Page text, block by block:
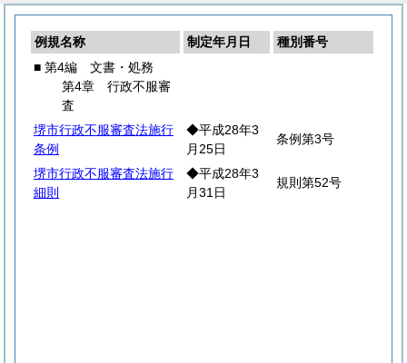
例規名称 制定年月日
種別番号
■ 第4編 文書・処務
第4章 行政不服審
査
堺市行政不服審査法施行
条例
◆平成28年3
月25日
条例第3号
堺市行政不服審査法施行
細則
◆平成28年3
月31日
規則第52号